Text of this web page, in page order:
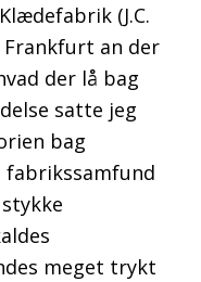
(J.C.
Frankfurt an der
der lå bag
satte jeg
bag
fabrikssamfund
meget trykt